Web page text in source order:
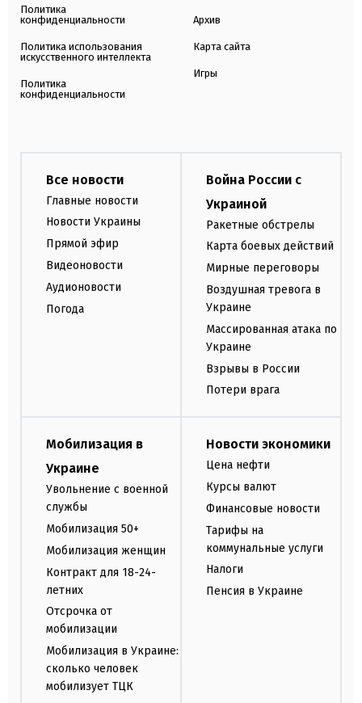
Политика
конфиденциальности
Политика использования
искусственного интеллекта
Политика
конфиденциальности
Архив
Карта сайта
Игры
Все новости
Главные новости
Новости Украины
Прямой эфир
Видеоновости
Аудионовости
Погода
Война России с
Украиной
Ракетные обстрелы
Карта боевых действий
Мирные переговоры
Воздушная тревога в
Украине
Массированная атака по
Украине
Взрывы в России
Потери врага
Мобилизация в
Украине
Увольнение с военной
службы
Мобилизация 50+
Мобилизация женщин
Контракт для 18-24-
летних
Отсрочка от
мобилизации
Мобилизация в Украине:
сколько человек
мобилизует ТЦК
Новости экономики
Цена нефти
Курсы валют
Финансовые новости
Тарифы на
коммунальные услуги
Налоги
Пенсия в Украине